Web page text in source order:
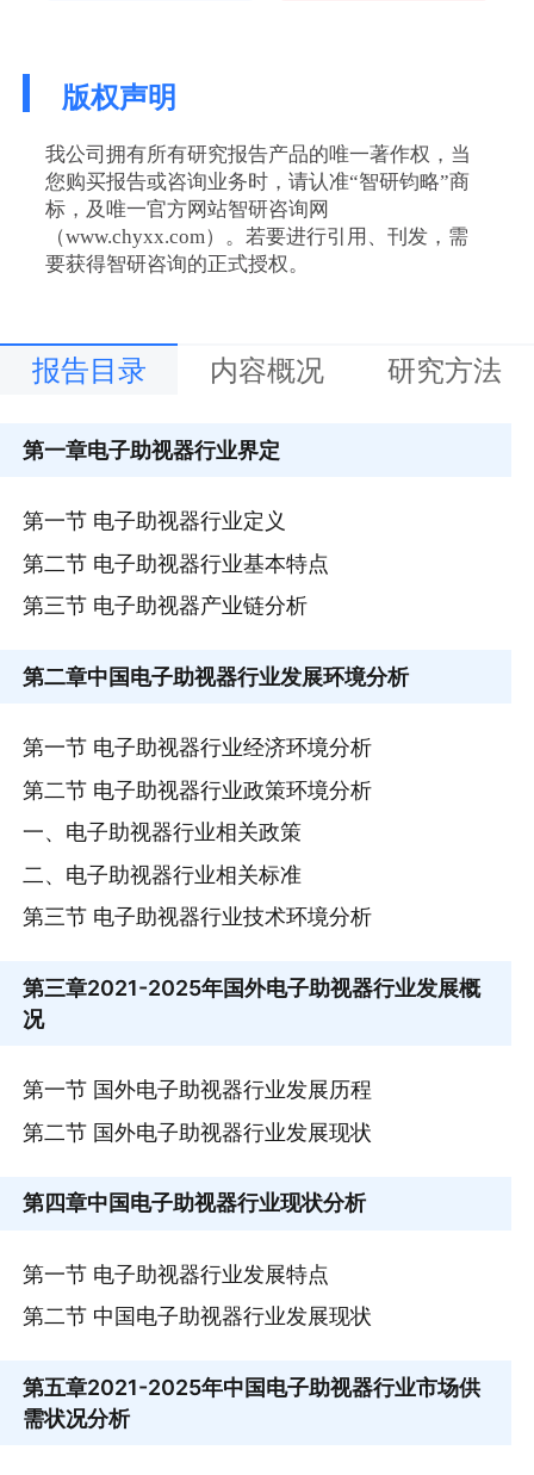
版权声明
我公司拥有所有研究报告产品的唯一著作权，当
您购买报告或咨询业务时，请认准“智研钧略”商
标，及唯一官方网站智研咨询网
（www.chyxx.com）。若要进行引用、刊发，需
要获得智研咨询的正式授权。
报告目录 内容概况 研究方法
第一章电子助视器行业界定
第一节 电子助视器行业定义
第二节 电子助视器行业基本特点
第三节 电子助视器产业链分析
第二章中国电子助视器行业发展环境分析
第一节 电子助视器行业经济环境分析
第二节 电子助视器行业政策环境分析
一、电子助视器行业相关政策
二、电子助视器行业相关标准
第三节 电子助视器行业技术环境分析
第三章2021-2025年国外电子助视器行业发展概
况
第一节 国外电子助视器行业发展历程
第二节 国外电子助视器行业发展现状
第四章中国电子助视器行业现状分析
第一节 电子助视器行业发展特点
第二节 中国电子助视器行业发展现状
第五章2021-2025年中国电子助视器行业市场供
需状况分析